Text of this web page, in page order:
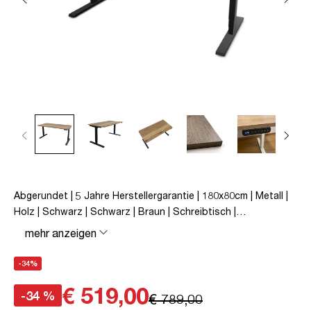
Abgerundet | 5 Jahre Herstellergarantie | 180x80cm | Metall |
Holz | Schwarz | Schwarz | Braun | Schreibtisch |
höhenverstellbar | unmontiert | Y-Line Curved | Y-Line | bis zu
80 kg | Steckertyp C | Eiche Tabak | TÜV© mobiles Arbeiten |
Kollisions-Schutz | Elektrisch höhenverstellbar |
mehr anzeigen
-34%
-34 % € 519,00€ 789,00